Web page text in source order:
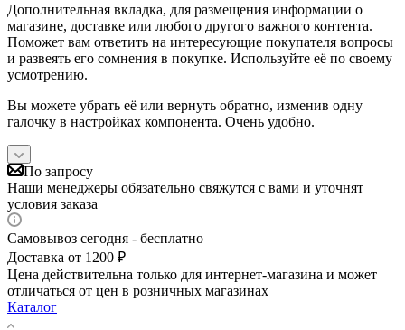
Дополнительная вкладка, для размещения информации о
магазине, доставке или любого другого важного контента.
Поможет вам ответить на интересующие покупателя вопросы
и развеять его сомнения в покупке. Используйте её по своему
усмотрению.
Вы можете убрать её или вернуть обратно, изменив одну
галочку в настройках компонента. Очень удобно.
По запросу
Наши менеджеры обязательно свяжутся с вами и уточнят
условия заказа
Самовывоз сегодня - бесплатно
Доставка от 1200 ₽
Цена действительна только для интернет-магазина и может
отличаться от цен в розничных магазинах
Каталог